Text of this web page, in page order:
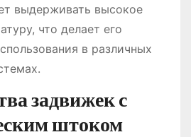
выдерживать высокое
что делает его
в различных
задвижек с
штоком